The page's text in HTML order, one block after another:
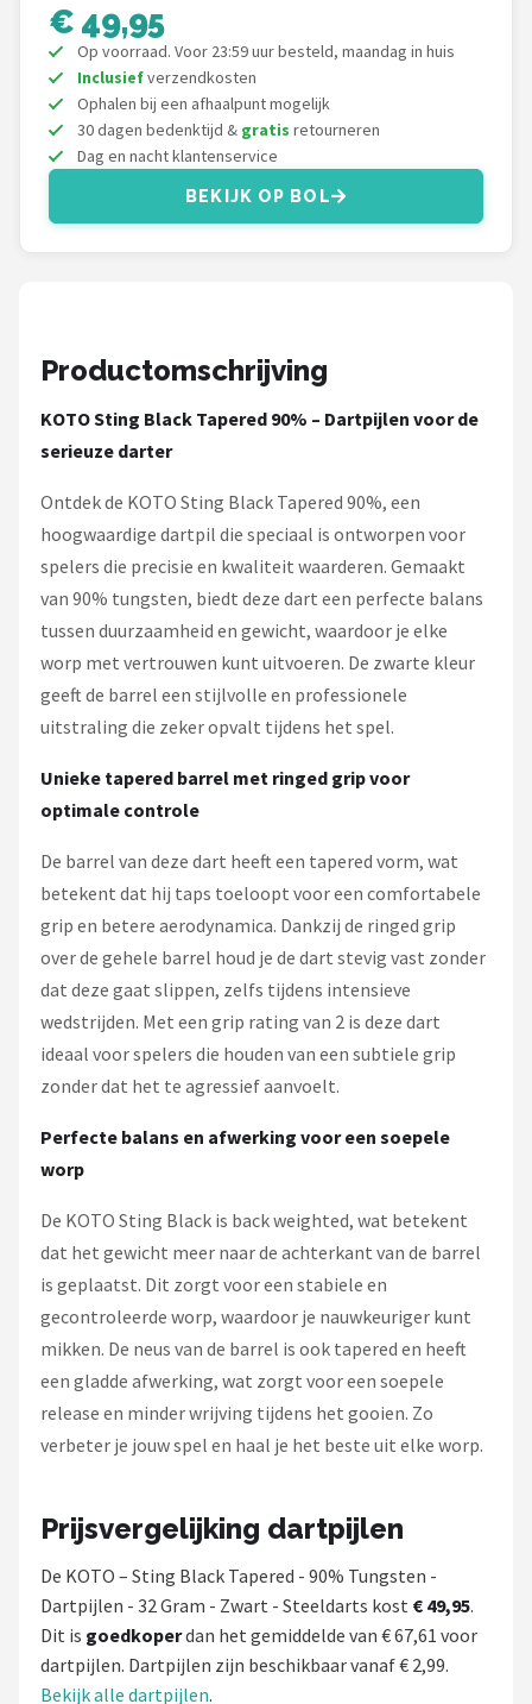
Harrows
KOTO
Unicorn
Red Dragon
€ 49,95
Op voorraad. Voor 23:59 uur besteld, maandag in huis
Inclusiefverzendkosten
Ophalen bij een afhaalpunt mogelijk
30 dagen bedenktijd & gratis retourneren
Dag en nacht klantenservice
BEKIJK OP BOL
Productomschrijving
KOTO Sting Black Tapered 90% – Dartpijlen voor de
serieuze darter
Ontdek de KOTO Sting Black Tapered 90%, een
hoogwaardige dartpil die speciaal is ontworpen voor
spelers die precisie en kwaliteit waarderen. Gemaakt
van 90% tungsten, biedt deze dart een perfecte balans
tussen duurzaamheid en gewicht, waardoor je elke
worp met vertrouwen kunt uitvoeren. De zwarte kleur
geeft de barrel een stijlvolle en professionele
uitstraling die zeker opvalt tijdens het spel.
Unieke tapered barrel met ringed grip voor
optimale controle
De barrel van deze dart heeft een tapered vorm, wat
betekent dat hij taps toeloopt voor een comfortabele
grip en betere aerodynamica. Dankzij de ringed grip
over de gehele barrel houd je de dart stevig vast zonder
dat deze gaat slippen, zelfs tijdens intensieve
wedstrijden. Met een grip rating van 2 is deze dart
ideaal voor spelers die houden van een subtiele grip
zonder dat het te agressief aanvoelt.
Perfecte balans en afwerking voor een soepele
worp
De KOTO Sting Black is back weighted, wat betekent
dat het gewicht meer naar de achterkant van de barrel
is geplaatst. Dit zorgt voor een stabiele en
gecontroleerde worp, waardoor je nauwkeuriger kunt
mikken. De neus van de barrel is ook tapered en heeft
een gladde afwerking, wat zorgt voor een soepele
release en minder wrijving tijdens het gooien. Zo
verbeter je jouw spel en haal je het beste uit elke worp.
Prijsvergelijking dartpijlen
De KOTO – Sting Black Tapered - 90% Tungsten -
Dartpijlen - 32 Gram - Zwart - Steeldarts kost € 49,95.
Dit is goedkoperdan het gemiddelde van € 67,61 voor
dartpijlen. Dartpijlen zijn beschikbaar vanaf € 2,99.
Bekijk alle dartpijlen.